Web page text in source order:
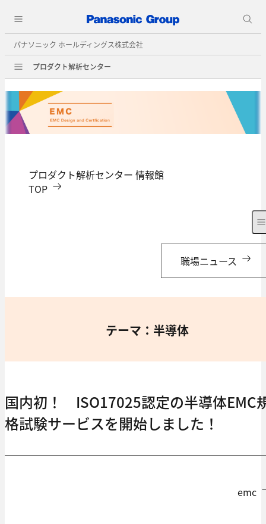
パナソニック ホールディングス株式会社
プロダクト解析センター
プロダクト解析センター 情報館
TOP
職場ニュース
テーマ：半導体
国内初！ ISO17025認定の半導体EMC
格試験サービスを開始しました！
emc